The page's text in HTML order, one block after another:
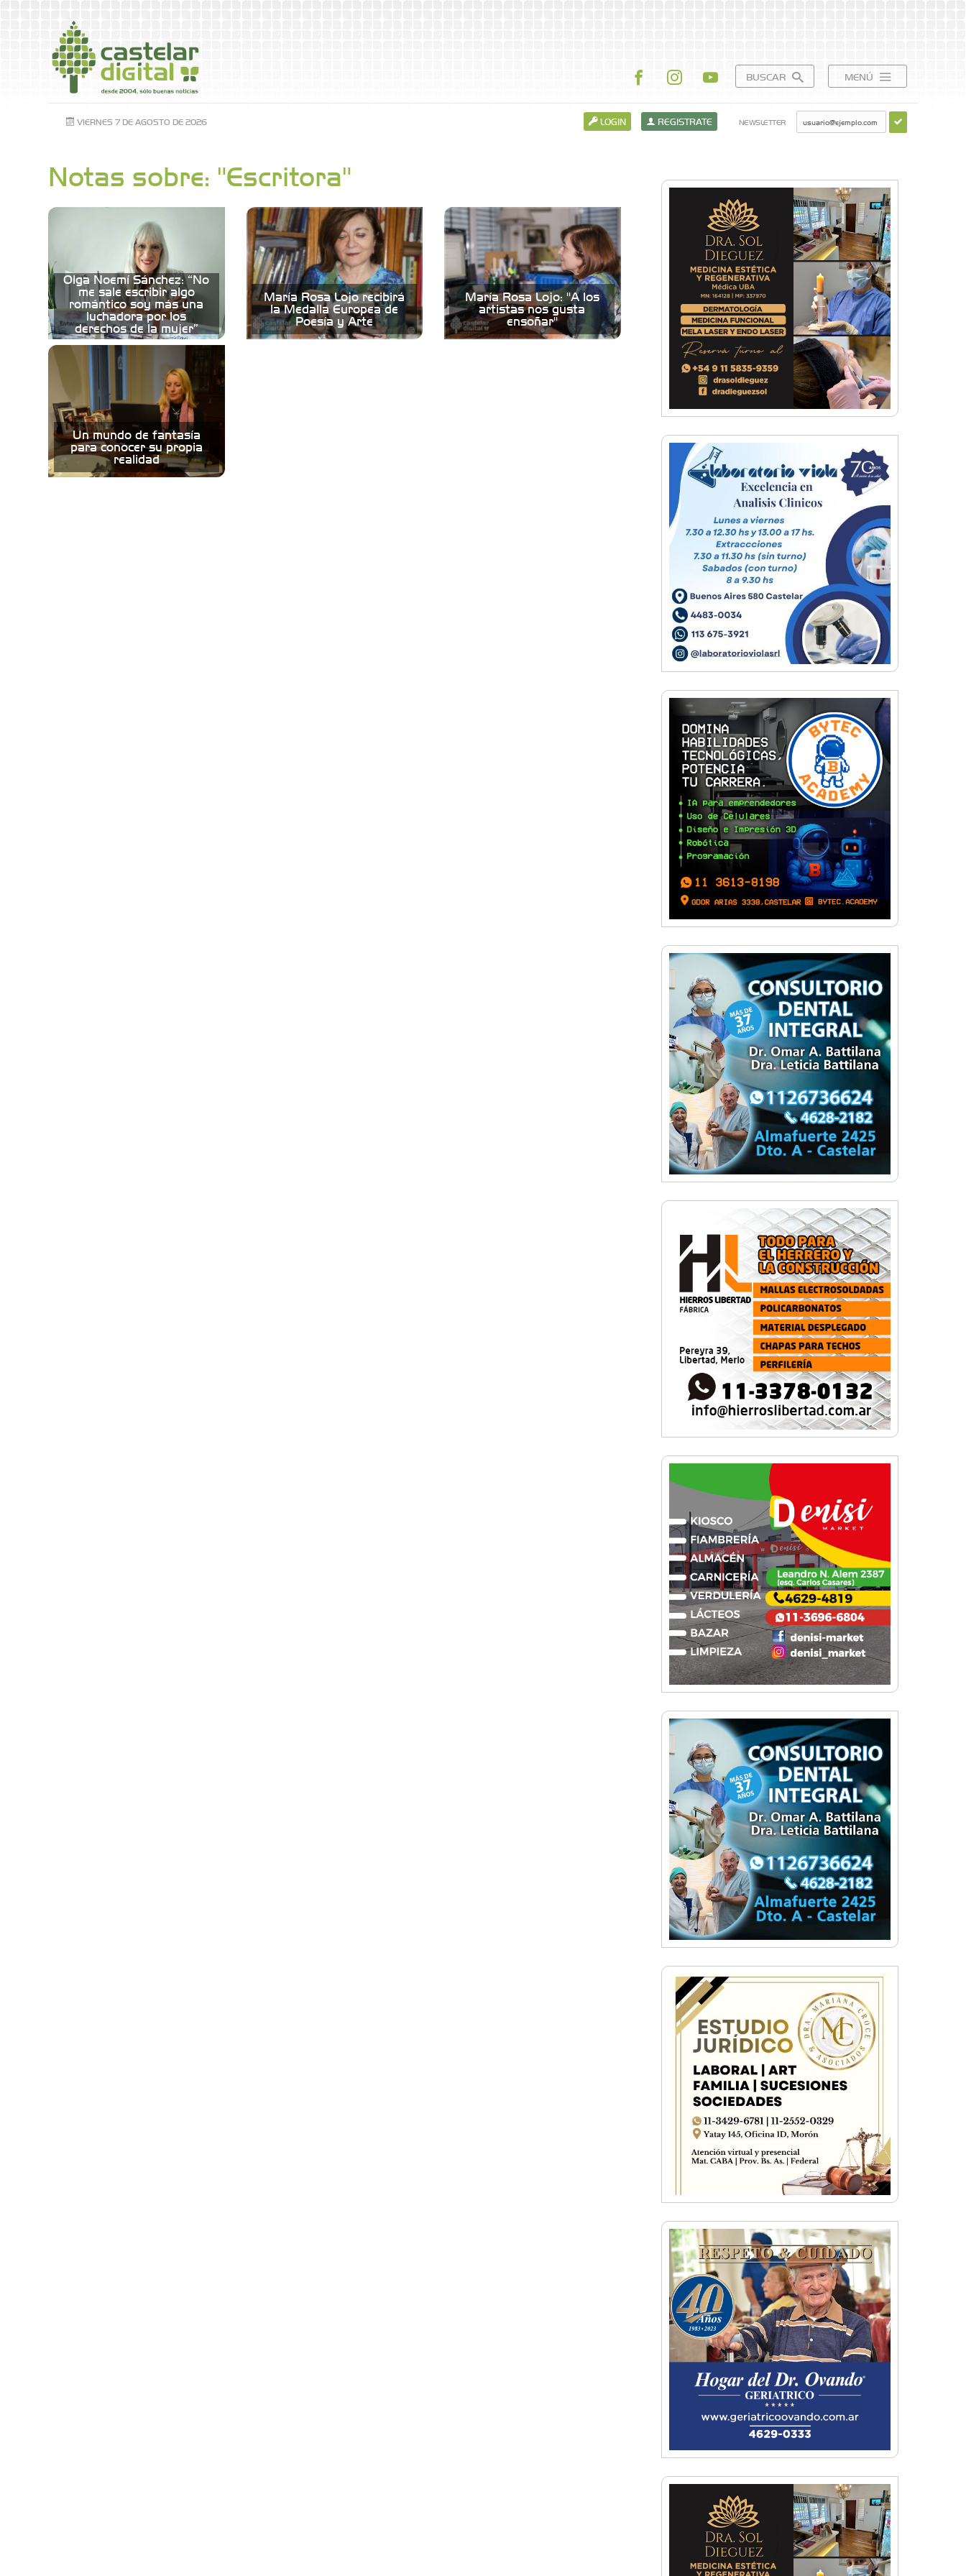
BUSCAR MENÚ
VIERNES 7 DE AGOSTO DE 2026 LOGIN REGISTRATE NEWSLETTER
Notas sobre: "Escritora"
Olga Noemí Sánchez: “No
me sale escribir algo
romántico soy más una
luchadora por los
derechos de la mujer”
María Rosa Lojo recibirá
la Medalla Europea de
Poesía y Arte
María Rosa Lojo: "A los
artistas nos gusta
ensoñar"
Un mundo de fantasía
para conocer su propia
realidad